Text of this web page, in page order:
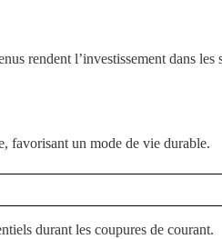
rendent l’investissement dans les
favorisant un mode de vie durable.
durant les coupures de courant.